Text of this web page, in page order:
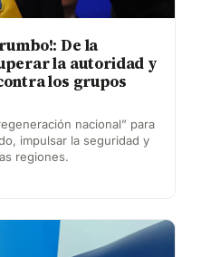
De la
la autoridad y
los grupos
nacional” para
impulsar la seguridad y
regiones.